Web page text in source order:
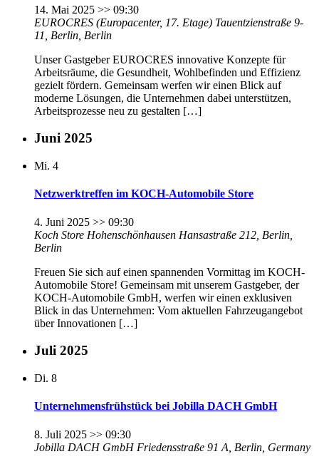
14. Mai 2025 >> 09:30
EUROCRES (Europacenter, 17. Etage) Tauentzienstraße 9-
11, Berlin, Berlin
Unser Gastgeber EUROCRES innovative Konzepte für
Arbeitsräume, die Gesundheit, Wohlbefinden und Effizienz
gezielt fördern. Gemeinsam werfen wir einen Blick auf
moderne Lösungen, die Unternehmen dabei unterstützen,
Arbeitsprozesse neu zu gestalten […]
Juni 2025
Mi. 4
Netzwerktreffen im KOCH-Automobile Store
4. Juni 2025 >> 09:30
Koch Store Hohenschönhausen Hansastraße 212, Berlin,
Berlin
Freuen Sie sich auf einen spannenden Vormittag im KOCH-
Automobile Store! Gemeinsam mit unserem Gastgeber, der
KOCH-Automobile GmbH, werfen wir einen exklusiven
Blick in das Unternehmen: Vom aktuellen Fahrzeugangebot
über Innovationen […]
Juli 2025
Di. 8
Unternehmensfrühstück bei Jobilla DACH GmbH
8. Juli 2025 >> 09:30
Jobilla DACH GmbH Friedensstraße 91 A, Berlin, Germany